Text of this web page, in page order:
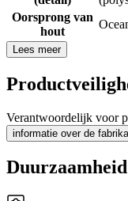
Oorsprong van
hout
Lees meer
Verantwoordelijk voor
informatie over de
Duurzaamheid